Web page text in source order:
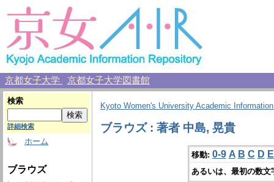
京都女子大学 京都女子大学図書館
検索
詳細検索
ホーム
ブラウズ
Kyoto Women's University Academic
ブラウズ : 著者 中島, 晃貴
移動: 0-9 A B C D E
あるいは、最初の数